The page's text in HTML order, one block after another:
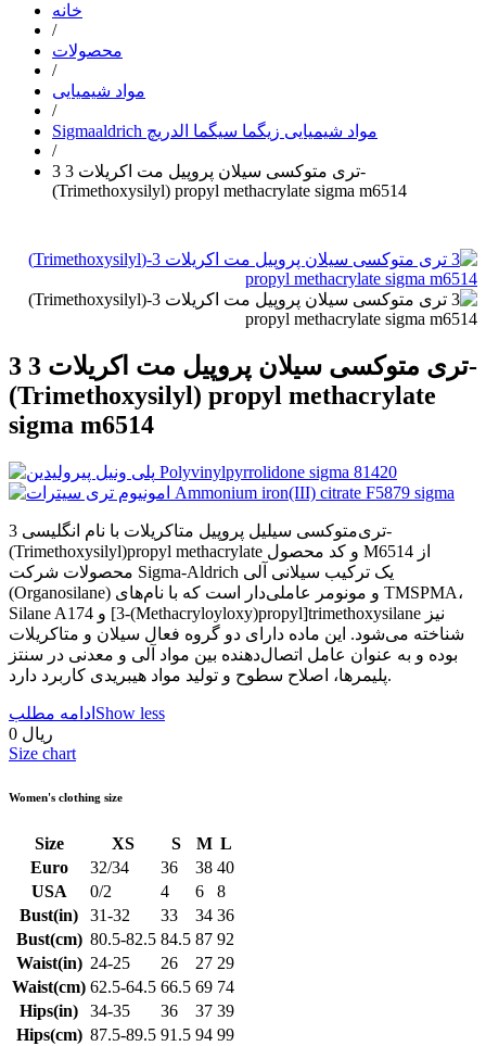
خانه
/
محصولات
/
مواد شیمیایی
/
Sigmaaldrich مواد شیمیایی زیگما سیگما الدریچ
/
3 تری متوکسی سیلان پروپیل مت اکریلات 3-
(Trimethoxysilyl) propyl methacrylate sigma m6514
3 تری متوکسی سیلان پروپیل مت اکریلات 3-
(Trimethoxysilyl) propyl methacrylate
sigma m6514
تری‌متوکسی سیلیل پروپیل متاکریلات با نام انگلیسی 3-
(Trimethoxysilyl)propyl methacrylate و کد محصول M6514 از
محصولات شرکت Sigma-Aldrich یک ترکیب سیلانی آلی
(Organosilane) و مونومر عاملی‌دار است که با نام‌های TMSPMA،
Silane A174 و [3-(Methacryloyloxy)propyl]trimethoxysilane نیز
شناخته می‌شود. این ماده دارای دو گروه فعال سیلان و متاکریلات
بوده و به عنوان عامل اتصال‌دهنده بین مواد آلی و معدنی در سنتز
پلیمرها، اصلاح سطوح و تولید مواد هیبریدی کاربرد دارد.
ادامه مطلب Show less
0 ریال
Size chart
Women's clothing size
Size XS S M L
Euro
32/34 36 38 40
USA
0/2 4 6
8
Bust(in)
31-32 33 34 36
Bust(cm) 80.5-82.5 84.5 87 92
Waist(in) 24-25 26 27 29
Waist(cm) 62.5-64.5 66.5 69 74
Hips(in)
34-35 36 37 39
Hips(cm) 87.5-89.5 91.5 94 99